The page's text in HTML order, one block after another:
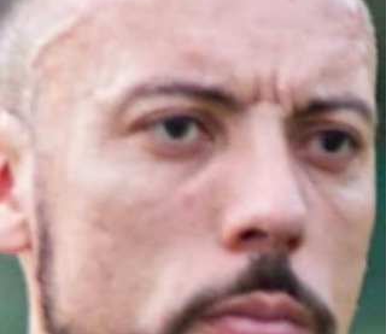
sábado, véspera do confronto contra o
Atlético-GO, pela Série B. Apesar